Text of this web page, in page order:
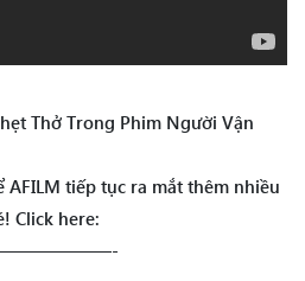
Thở Trong Phim Người Vận
AFILM tiếp tục ra mắt thêm nhiều
Click here: